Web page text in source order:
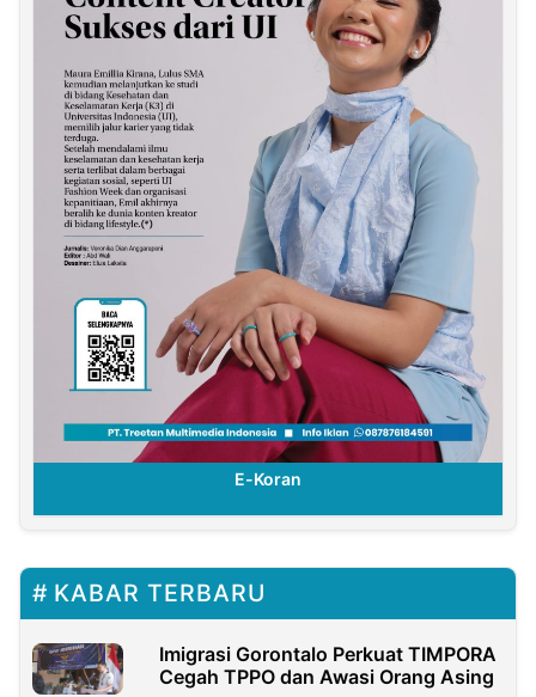
E-Koran
KABAR TERBARU
Imigrasi Gorontalo Perkuat TIMPORA
Cegah TPPO dan Awasi Orang Asing